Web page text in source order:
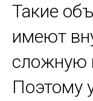
Такие
имеют
сложную
Поэтому